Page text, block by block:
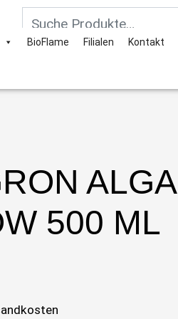
BioFlame Filialen Kontakt
ALGA
500 ML